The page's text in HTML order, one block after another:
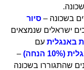
בשכונה – סיור
ישראלים שנמצאים
באנגלית עם
הנחה)
–
שהתגוררו בשכונה